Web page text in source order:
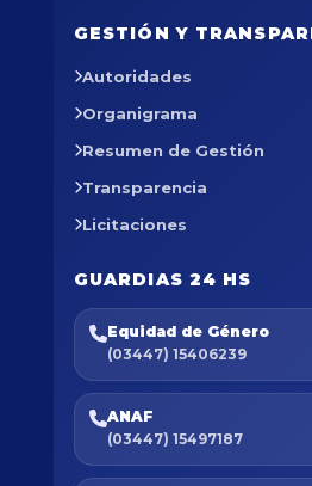
GESTIÓN Y
Autoridades
Organigrama
Resumen de Gestión
Transparencia
Licitaciones
GUARDIAS 24 HS
Equidad de Género
(03447) 15406239
ANAF
(03447) 15497187